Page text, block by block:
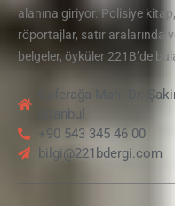
alanına giriyor. Polisiye
röportajlar, satır aralarında
belgeler, öyküler 221B’de
Caferağa Mah. Dr.
İstanbul
+90 543 345 46 00
bilgi@221bdergi.com